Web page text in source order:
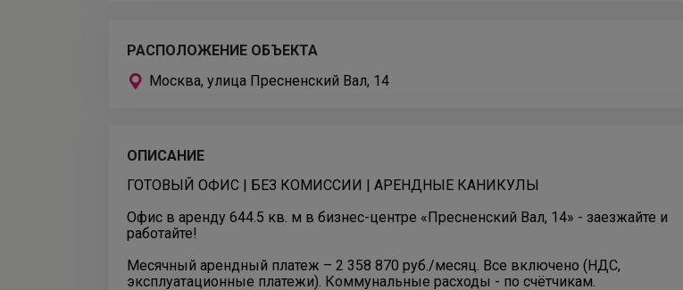
РАСПОЛОЖЕНИЕ ОБЪЕКТА
Москва, улица Пресненский Вал, 14
ОПИСАНИЕ
ГОТОВЫЙ ОФИС | БЕЗ КОМИССИИ | АРЕНДНЫЕ КАНИКУЛЫ
Офис в аренду 644.5 кв. м в бизнес-центре «Пресненский Вал, 14» - заезжайте и
работайте!
Месячный арендный платеж – 2 358 870 руб./месяц. Все включено (НДС,
эксплуатационные платежи). Коммунальные расходы - по счётчикам.